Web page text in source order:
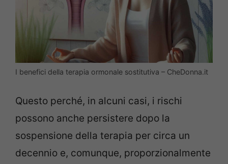
I benefici della terapia ormonale sostitutiva – CheDonna.it
Questo perché, in alcuni casi, i rischi
possono anche persistere dopo la
sospensione della terapia per circa un
decennio e, comunque, proporzionalmente